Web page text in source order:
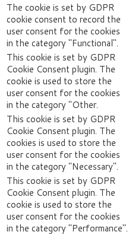
The cookie is set by GDPR
cookie consent to record the
user consent for the cookies
in the category "Functional".
This cookie is set by GDPR
Cookie Consent plugin. The
cookie is used to store the
user consent for the cookies
in the category "Other.
This cookie is set by GDPR
Cookie Consent plugin. The
cookies is used to store the
user consent for the cookies
in the category "Necessary".
This cookie is set by GDPR
Cookie Consent plugin. The
cookie is used to store the
user consent for the cookies
in the category "Performance".